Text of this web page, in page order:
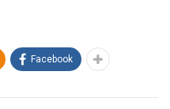
Facebook